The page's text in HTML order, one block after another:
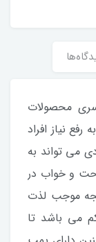
محصولات
نیاز افراد
می تواند به
و خواب در
موجب لذت
می باشد تا